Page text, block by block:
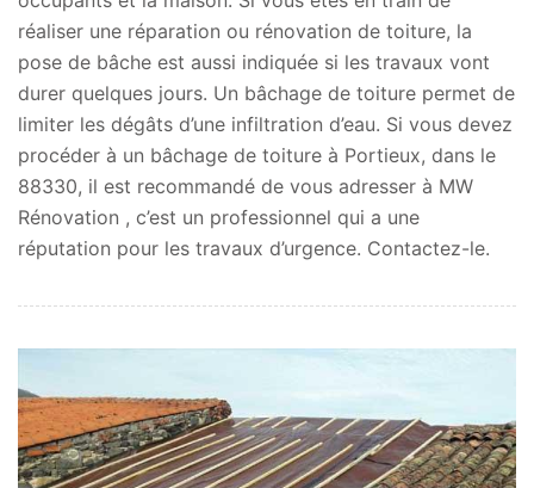
réaliser une réparation ou rénovation de toiture, la
pose de bâche est aussi indiquée si les travaux vont
durer quelques jours. Un bâchage de toiture permet de
limiter les dégâts d’une infiltration d’eau. Si vous devez
procéder à un bâchage de toiture à Portieux, dans le
88330, il est recommandé de vous adresser à MW
Rénovation , c’est un professionnel qui a une
réputation pour les travaux d’urgence. Contactez-le.